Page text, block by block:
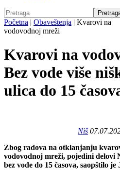
Početna | Obaveštenja | Kvarovi na
vodovodnoj mreži
Kvarovi na
Bez vode više
ulica do 15
Niš
Zbog radova na otklanjanju
vodovodnoj mreži, pojedini delovi
bez vode do 15 časova, saopštilo je